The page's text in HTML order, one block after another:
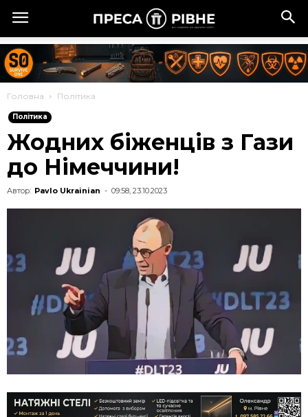
Головна Політика
Політика
Жодних біженців з Гази
до Німеччини!
Автор: Pavlo Ukrainian - 09:58, 23.10.2023